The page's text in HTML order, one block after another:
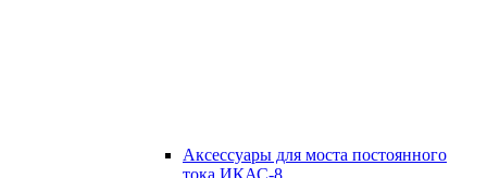
Аксессуары для моста постоянного